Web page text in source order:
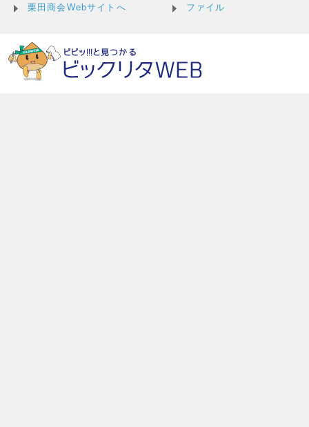
栗田商会Webサイトへ
ファイル